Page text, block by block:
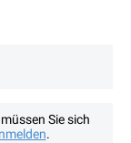
Sie sich
.